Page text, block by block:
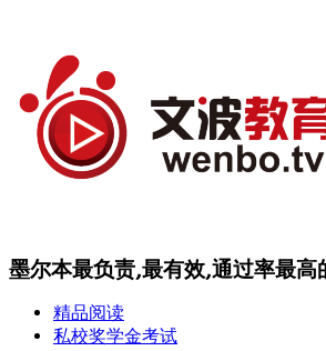
墨尔本最负责,最有效,通过率最高
精品阅读
私校奖学金考试